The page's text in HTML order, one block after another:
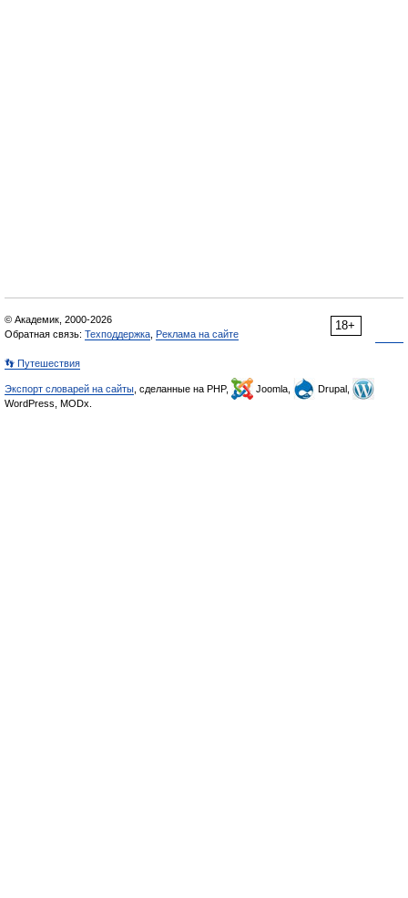
18+
© Академик, 2000-2026
Обратная связь: Техподдержка Реклама на сайте
👣 Путешествия
Экспорт словарей на сайты , сделанные на PHP, Joomla,
Drupal,
WordPress, MODx.